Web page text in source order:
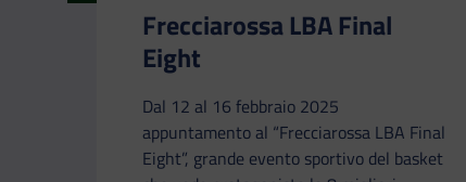
Frecciarossa LBA Final
Eight
Dal 12 al 16 febbraio 2025
appuntamento al “Frecciarossa LBA Final
Eight”, grande evento sportivo del basket